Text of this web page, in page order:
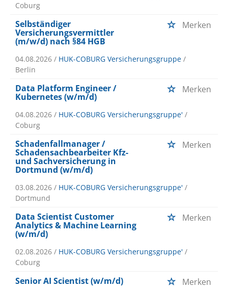
Coburg
Selbständiger
Versicherungsvermittler
(m/w/d) nach §84 HGB
Merken
04.08.2026 / HUK-COBURG Versicherungsgruppe /
Berlin
Data Platform Engineer /
Kubernetes (w/m/d)
Merken
04.08.2026 / HUK-COBURG Versicherungsgruppe' /
Coburg
Schadenfallmanager /
Schadensachbearbeiter Kfz-
und Sachversicherung in
Dortmund (w/m/d)
Merken
03.08.2026 / HUK-COBURG Versicherungsgruppe' /
Dortmund
Data Scientist Customer
Analytics & Machine Learning
(w/m/d)
Merken
02.08.2026 / HUK-COBURG Versicherungsgruppe' /
Coburg
Senior AI Scientist (w/m/d) Merken